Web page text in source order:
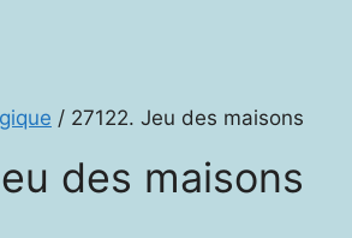
/ 27122. Jeu des maisons
des maisons